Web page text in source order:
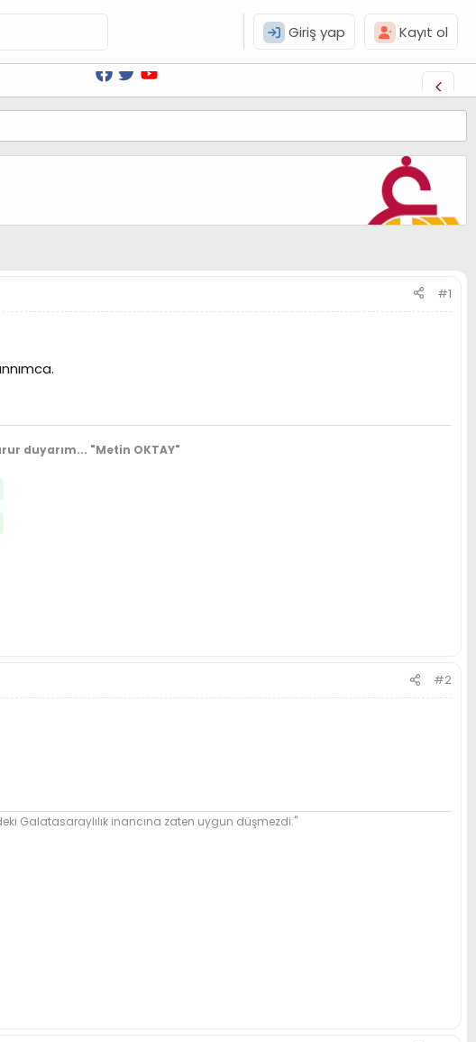
Giriş yap Kayıt ol
#1
duyarım... "Metin OKTAY"
#2
Galatasaraylılık inancına zaten uygun düşmezdi."